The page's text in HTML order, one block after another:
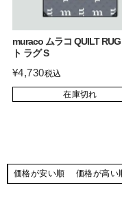
muraco ムラコ QUILT
ト ラグ S
¥4,730税込
在庫切れ
価格が安い順 価格が高い